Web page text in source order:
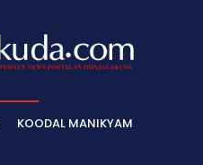
KOODAL MANIKYAM